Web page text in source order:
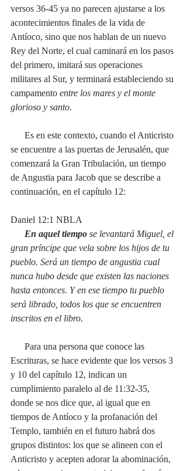
versos 36-45 ya no parecen ajustarse a los
acontecimientos finales de la vida de
Antíoco, sino que nos hablan de un nuevo
Rey del Norte, el cual caminará en los pasos
del primero, imitará sus operaciones
militares al Sur, y terminará estableciendo su
campamento entre los mares y el monte
glorioso y santo.
se encuentre a las puertas de Jerusalén, que
comenzará la Gran Tribulación, un tiempo
de Angustia para Jacob que se describe a
continuación, en el capítulo 12:
Daniel 12:1 NBLA
En aquel tiempo se levantará Miguel, el
gran príncipe que vela sobre los hijos de tu
pueblo. Será un tiempo de angustia cual
nunca hubo desde que existen las naciones
hasta entonces. Y en ese tiempo tu pueblo
será librado, todos los que se encuentren
inscritos en el libro.
Para una persona que conoce las
Escrituras, se hace evidente que los versos 3
y 10 del capítulo 12, indican un
cumplimiento paralelo al de 11:32-35,
donde se nos dice que, al igual que en
tiempos de Antíoco y la profanación del
Templo, también en el futuro habrá dos
grupos distintos: los que se alineen con el
Anticristo y acepten adorar la abominación,